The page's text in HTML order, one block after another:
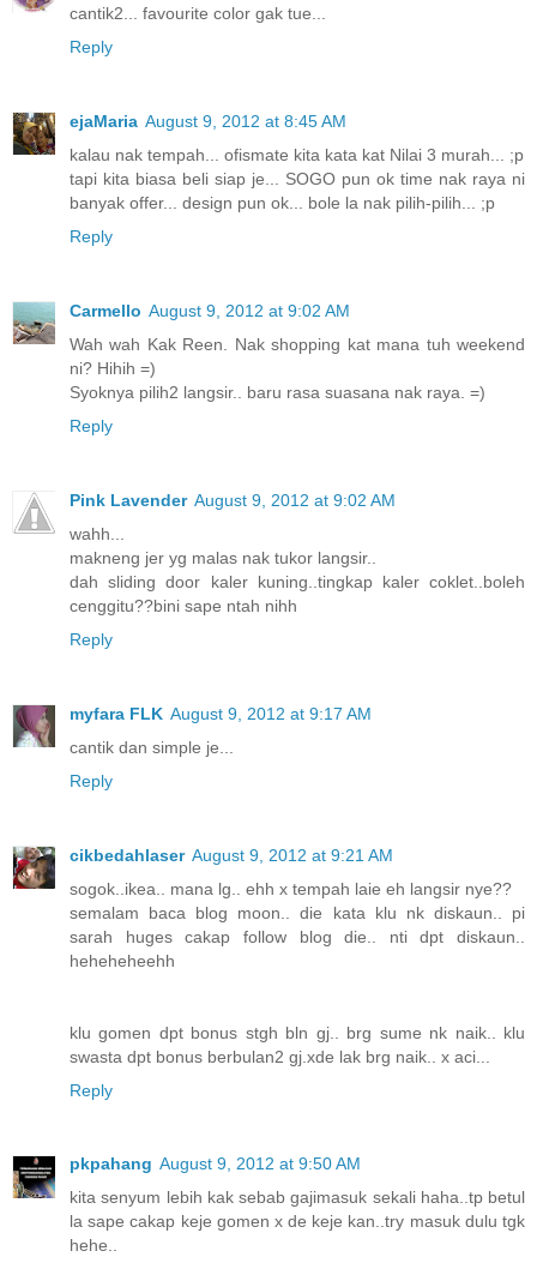
cantik2... favourite color gak tue...
Reply
ejaMaria August 9, 2012 at 8:45 AM
kalau nak tempah... ofismate kita kata kat Nilai 3 murah... ;p
tapi kita biasa beli siap je... SOGO pun ok time nak raya ni
banyak offer... design pun ok... bole la nak pilih-pilih... ;p
Reply
Carmello August 9, 2012 at 9:02 AM
Wah wah Kak Reen. Nak shopping kat mana tuh weekend
ni? Hihih =)
Syoknya pilih2 langsir.. baru rasa suasana nak raya. =)
Reply
Pink Lavender August 9, 2012 at 9:02 AM
wahh...
makneng jer yg malas nak tukor langsir..
dah sliding door kaler kuning..tingkap kaler coklet..boleh
cenggitu??bini sape ntah nihh
Reply
myfara FLK August 9, 2012 at 9:17 AM
cantik dan simple je...
Reply
cikbedahlaser August 9, 2012 at 9:21 AM
sogok..ikea.. mana lg.. ehh x tempah laie eh langsir nye??
semalam baca blog moon.. die kata klu nk diskaun.. pi
sarah huges cakap follow blog die.. nti dpt diskaun..
heheheheehh
klu gomen dpt bonus stgh bln gj.. brg sume nk naik.. klu
swasta dpt bonus berbulan2 gj.xde lak brg naik.. x aci...
Reply
pkpahang August 9, 2012 at 9:50 AM
kita senyum lebih kak sebab gajimasuk sekali haha..tp betul
la sape cakap keje gomen x de keje kan..try masuk dulu tgk
hehe..